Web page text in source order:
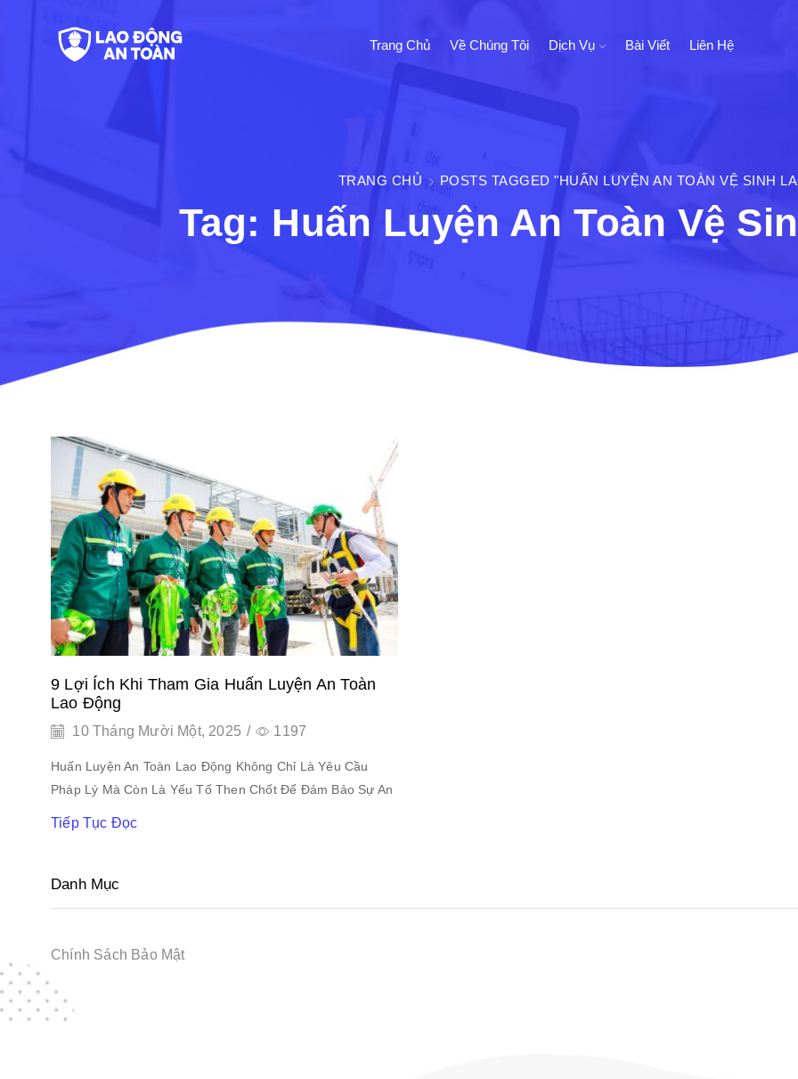
Trang Chủ Về Chúng Tôi Dịch Vụ Bài Viết Liên Hệ
TRANG CHỦ POSTS TAGGED "HUẤN LUYỆN AN TOÀN VỆ SINH
Tag: Huấn Luyện An Toàn Vệ
9 Lợi Ích Khi Tham Gia Huấn Luyện An Toàn
Lao Động
10 Tháng Mười Một, 2025 / 1197
Huấn Luyện An Toàn Lao Động Không Chỉ Là Yêu Cầu
Pháp Lý Mà Còn Là Yếu Tố Then Chốt Để Đảm Bảo Sự An
Tiếp Tục Đọc
Danh Mục
Chính Sách Bảo Mật